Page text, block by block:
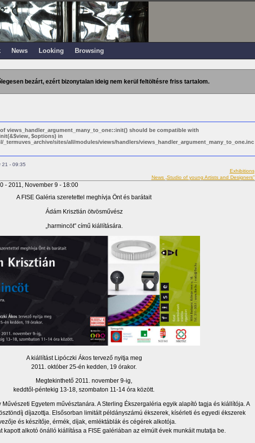
News Looking Browsing
bezárt, ezért bizonytalan ideig nem kerül feltöltésre friss tartalom.
views_handler_argument_many_to_one::init() should be compatible with
$options) in
_termuves_archive/sites/all/modules/views/handlers/views_handler_argument_many_to_one.inc
21 - 09:35
Exhibitions
News „Studio of young Artists and Designers”
- 2011, November 9 - 18:00
A FISE Galéria szeretettel meghívja Önt és barátait
Ádám Krisztián ötvösművész
„harmincöt” című kiállítására.
A kiállítást Lipóczki Ákos tervező nyitja meg
2011. október 25-én kedden, 19 órakor.
Megtekinthető 2011. november 9-ig,
keddtől-péntekig 13-18, szombaton 11-14 óra között.
Egyetem művésztanára. A Sterling Ékszergaléria egyik alapító tagja és kiállítója. A
díjazottja. Elsősorban limitált példányszámú ékszerek, kísérleti és egyedi ékszerek
és készítője, érmék, díjak, emléktáblák és cégérek alkotója.
kapott alkotó önálló kiállítása a FISE galériában az elmúlt évek munkáit mutatja be.